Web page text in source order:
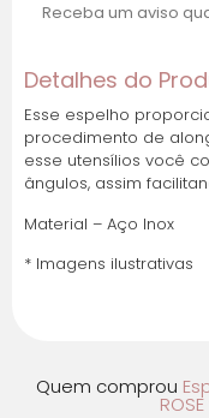
Receba um aviso
Detalhes do
Esse espelho
procedimento de
esse utensílios você
ângulos, assim
Material – Aço Inox
* Imagens ilustrativas
Quem comprou
ROSE